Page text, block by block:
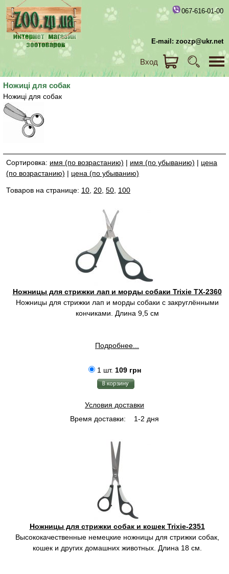
067-616-01-00
E-mail: zoozp@ukr.net
Вход
Ножиці для собак
Ножиці для собак
Сортировка: имя (по возрастанию) | имя (по убыванию) | цена
(по возрастанию) | цена (по убыванию)
Товаров на странице: 10 20 50 100
Ножницы для стрижки лап и морды собаки Trixie TX-2360
Ножницы для стрижки лап и морды собаки c закруглёнными
кончиками. Длина 9,5 см
Подробнее...
1 шт. 109 грн
Условия доставки
Время доставки:
1-2 дня
Ножницы для стрижки собак и кошек Trixie-2351
Высококачественные немецкие ножницы для стрижки собак,
кошек и других домашних животных. Длина 18 см.